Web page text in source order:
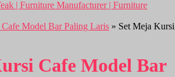
Model Bar Paling Laris » Set Meja Kursi
Cafe Model Bar